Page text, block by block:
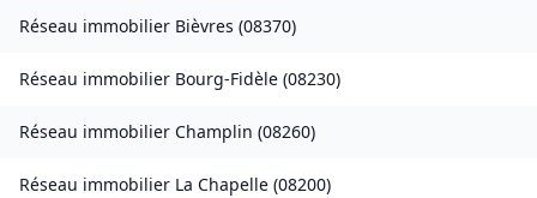
Réseau immobilier Bièvres (08370)
Réseau immobilier Bourg-Fidèle (08230)
Réseau immobilier Champlin (08260)
Réseau immobilier La Chapelle (08200)